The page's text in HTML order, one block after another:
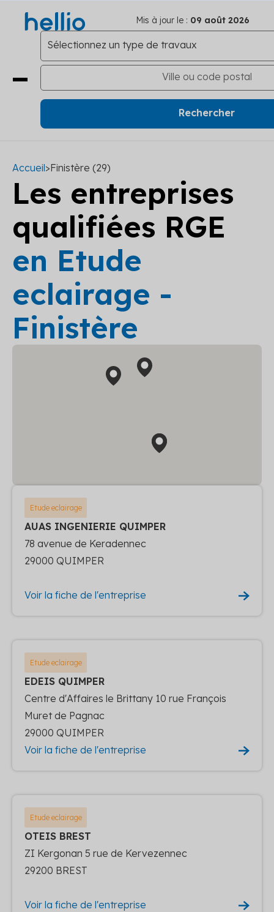
Mis à jour le : 09 août 2026
Accueil>Finistère (29)
Les entreprises
qualifiées RGE
en Etude
eclairage -
Finistère
Etude eclairage
AUAS INGENIERIE QUIMPER
78 avenue de Keradennec
29000 QUIMPER
Voir la fiche de l'entreprise
Etude eclairage
EDEIS QUIMPER
Centre d'Affaires le Brittany 10 rue François
Muret de Pagnac
29000 QUIMPER
Voir la fiche de l'entreprise
Etude eclairage
OTEIS BREST
ZI Kergonan 5 rue de Kervezennec
29200 BREST
Voir la fiche de l'entreprise